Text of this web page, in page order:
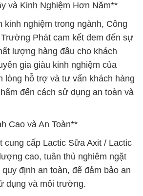
và Kinh Nghiệm Hơn Năm**
kinh nghiệm trong ngành, Công
Phát cam kết đem đến sự
lượng hàng đầu cho khách
gia giàu kinh nghiệm của
lòng hỗ trợ và tư vấn khách hàng
đến cách sử dụng an toàn và
Cao và An Toàn**
cung cấp Lactic Sữa Axit / Lactic
cao, tuân thủ nghiêm ngặt
định an toàn, để đảm bảo an
dụng và môi trường.